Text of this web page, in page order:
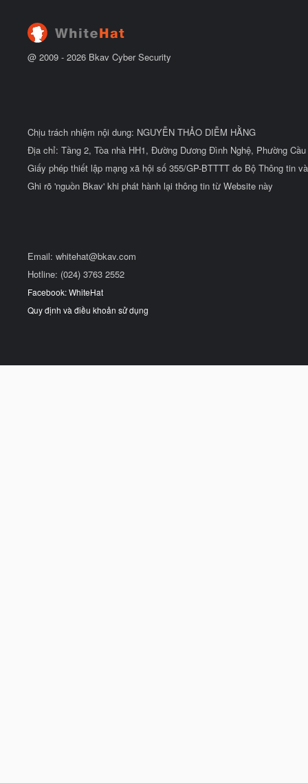
@ 2009 - 2026 Bkav Cyber Security
Chịu trách nhiệm nội dung: NGUYỄN THẢO DIỄM HẰNG
Địa chỉ: Tầng 2, Tòa nhà HH1, Đường Dương Đình Nghệ, Phường
Giấy phép thiết lập mạng xã hội số 355/GP-BTTTT do Bộ Thông tin
Ghi rõ 'nguồn Bkav' khi phát hành lại thông tin từ Website này
Email: whitehat@bkav.com
Hotline: (024) 3763 2552
Facebook: WhiteHat
Quy định và điều khoản sử dụng